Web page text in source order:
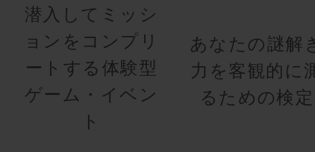
潜入してミッシ
ョンをコンプリ
ートする体験型
ゲーム・イベン
ト
あなたの謎解
力を客観的に
るための検定